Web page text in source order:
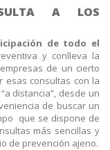
A LOS
de todo el
y conlleva la
de un cierto
esas consultas con la
distancia”, desde un
de buscar un
que se dispone de
más sencillas y
de prevención ajeno.